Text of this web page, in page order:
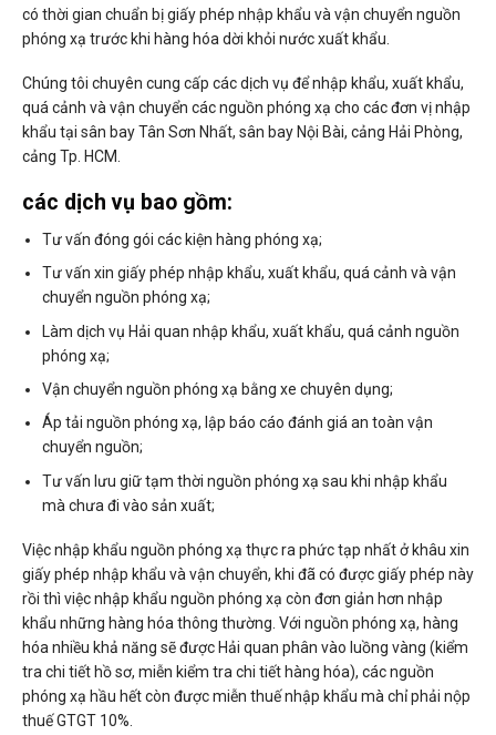
có thời gian chuẩn bị giấy phép nhập khẩu và vận chuyển nguồn
phóng xạ trước khi hàng hóa dời khỏi nước xuất khẩu.
Chúng tôi chuyên cung cấp các dịch vụ để nhập khẩu, xuất khẩu,
quá cảnh và vận chuyển các nguồn phóng xạ cho các đơn vị nhập
khẩu tại sân bay Tân Sơn Nhất, sân bay Nội Bài, cảng Hải Phòng,
cảng Tp. HCM.
các dịch vụ bao gồm:
Tư vấn đóng gói các kiện hàng phóng xạ;
Tư vấn xin giấy phép nhập khẩu, xuất khẩu, quá cảnh và vận
chuyển nguồn phóng xạ;
Làm dịch vụ Hải quan nhập khẩu, xuất khẩu, quá cảnh nguồn
phóng xạ;
Vận chuyển nguồn phóng xạ bằng xe chuyên dụng;
Áp tải nguồn phóng xạ, lập báo cáo đánh giá an toàn vận
chuyển nguồn;
Tư vấn lưu giữ tạm thời nguồn phóng xạ sau khi nhập khẩu
mà chưa đi vào sản xuất;
Việc nhập khẩu nguồn phóng xạ thực ra phức tạp nhất ở khâu xin
giấy phép nhập khẩu và vận chuyển, khi đã có được giấy phép này
rồi thì việc nhập khẩu nguồn phóng xạ còn đơn giản hơn nhập
khẩu những hàng hóa thông thường. Với nguồn phóng xạ, hàng
hóa nhiều khả năng sẽ được Hải quan phân vào luồng vàng (kiểm
tra chi tiết hồ sơ, miễn kiểm tra chi tiết hàng hóa), các nguồn
phóng xạ hầu hết còn được miễn thuế nhập khẩu mà chỉ phải nộp
thuế GTGT 10%.